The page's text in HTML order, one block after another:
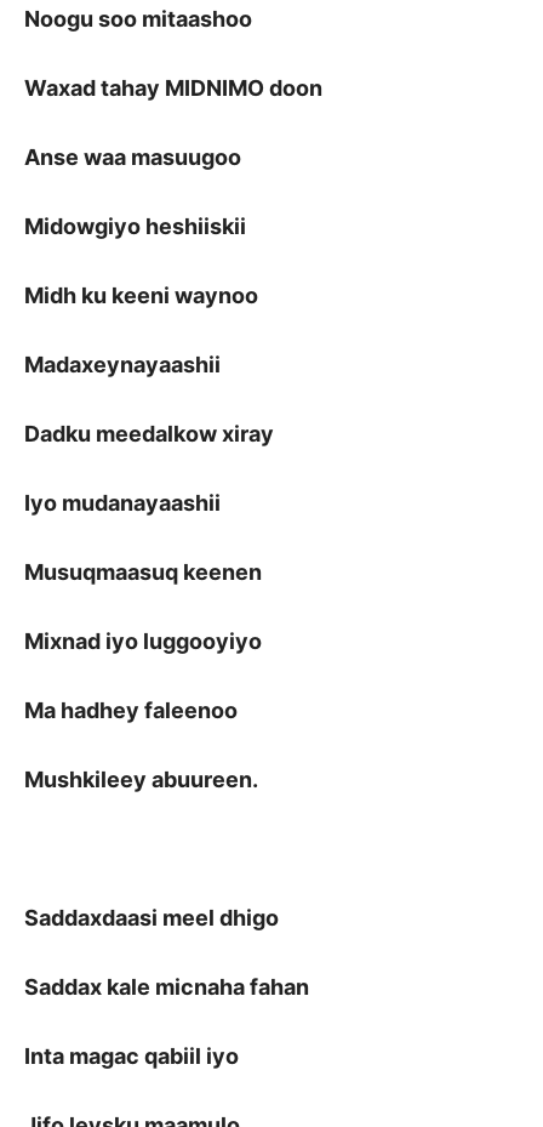
Noogu soo mitaashoo
Waxad tahay MIDNIMO doon
Anse waa masuugoo
Midowgiyo heshiiskii
Midh ku keeni waynoo
Madaxeynayaashii
Dadku meedalkow xiray
Iyo mudanayaashii
Musuqmaasuq keenen
Mixnad iyo luggooyiyo
Ma hadhey faleenoo
Mushkileey abuureen.
Saddaxdaasi meel dhigo
Saddax kale micnaha fahan
Inta magac qabiil iyo